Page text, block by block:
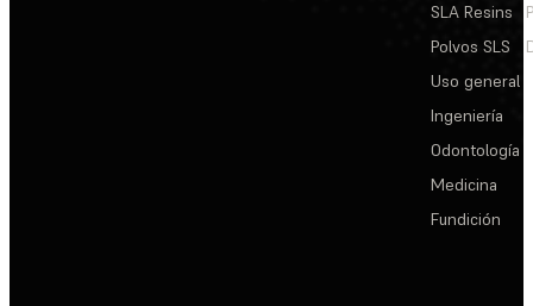
SLA Resins
Polvos SLS
Uso general
Ingeniería
Odontología
Medicina
Fundición